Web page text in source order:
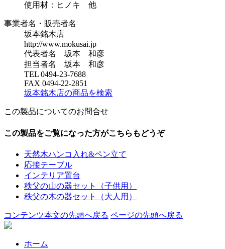
使用材：ヒノキ 他
事業者名・販売者名
坂本銘木店
http://www.mokusai.jp
代表者名 坂本 和彦
担当者名 坂本 和彦
TEL 0494-23-7688
FAX 0494-22-2851
坂本銘木店の商品を検索
この製品についてのお問合せ
この製品をご覧になった方がこちらもどうぞ
天然木ハンコ入れ&ペン立て
応接テーブル
インテリア置台
秩父の山の器セット（子供用）
秩父の木の器セット（大人用）
コンテンツ本文の先頭へ戻る ページの先頭へ戻る
ホーム